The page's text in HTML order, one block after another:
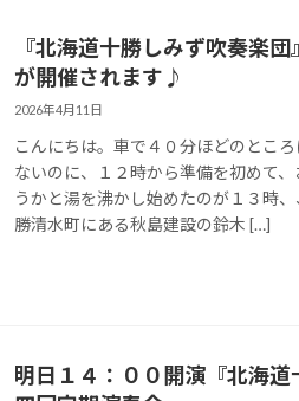
『北海道十勝しみず吹奏楽
が開催されます♪
2026年4月11日
こんにちは。車で４０分ほどのとこ
ないのに、１２時から準備を初めて
うかと湯を沸かし始めたのが１３時
勝清水町にある秋島建設の鈴木 […]
明日１４：００開演『北海